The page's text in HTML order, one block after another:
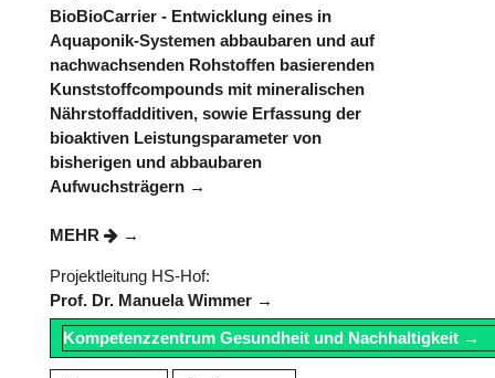
BioBioCarrier - Entwicklung eines in
Aquaponik-Systemen abbaubaren und auf
nachwachsenden Rohstoffen basierenden
Kunststoffcompounds mit mineralischen
Nährstoffadditiven, sowie Erfassung der
bioaktiven Leistungsparameter von
bisherigen und abbaubaren
Aufwuchsträgern
MEHR
Projektleitung HS-Hof:
Prof. Dr. Manuela Wimmer
Kompetenzzentrum Gesundheit und Nachhaltigkeit